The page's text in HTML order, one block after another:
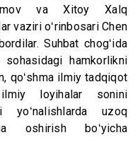
va Xitoy Xalq
vaziri oʻrinbosari Chen
Suhbat chogʻida
hamkorlikni
qoʻshma ilmiy tadqiqot
loyihalar sonini
yoʻnalishlarda uzoq
oshirish boʻyicha